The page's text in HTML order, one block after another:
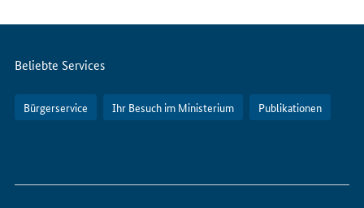
Servicemenü
Beliebte Services
Bürgerservice Ihr Besuch im Ministerium Publikationen